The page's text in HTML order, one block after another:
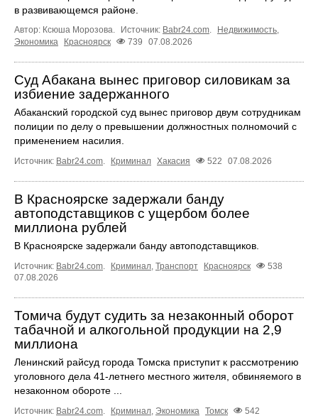
в развивающемся районе.
Автор: Ксюша Морозова. Источник: Babr24.com Недвижимость
Экономика
Красноярск 739 07.08.2026
Суд Абакана вынес приговор силовикам за
избиение задержанного
Абаканский городской суд вынес приговор двум сотрудникам
полиции по делу о превышении должностных полномочий с
применением насилия.
Источник: Babr24.com. Криминал Хакасия 522 07.08.2026
В Красноярске задержали банду
автоподставщиков с ущербом более
миллиона рублей
В Красноярске задержали банду автоподставщиков.
Источник: Babr24.com. Криминал, Транспорт Красноярск
538
07.08.2026
Томича будут судить за незаконный оборот
табачной и алкогольной продукции на 2,9
миллиона
Ленинский райсуд города Томска приступит к рассмотрению
уголовного дела 41-летнего местного жителя, обвиняемого в
незаконном обороте ...
Источник: Babr24.com. Криминал, Экономика Томск
542